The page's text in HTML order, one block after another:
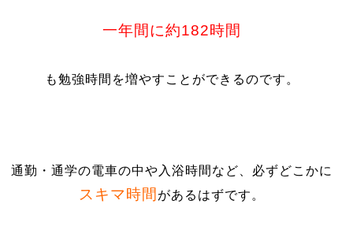
一年間に約182時間
も勉強時間を増やすことができるのです。
通勤・通学の電車の中や入浴時間など、必ずどこかに
スキマ時間 があるはずです。